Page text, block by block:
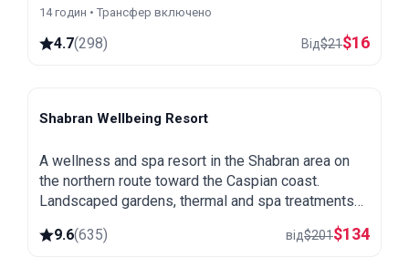
досвідченим гідом. Усі вхідні квитки включено.
14 годин • Трансфер включено
4.7(298) Від$21$16
Shabran
Shabran Wellbeing Resort
A wellness and spa resort in the Shabran area on
the northern route toward the Caspian coast.
Landscaped gardens, thermal and spa treatments
9.6(635) від$201$134